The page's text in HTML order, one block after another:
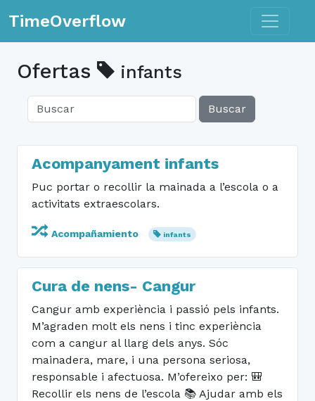
TimeOverflow Toggle
Ofertas infants
Buscar
Acompanyament infants
Puc portar o recollir la mainada a l’escola o a
activitats extraescolars.
Acompañamiento infants
Cura de nens- Cangur
Cangur amb experiència i passió pels infants.
M’agraden molt els nens i tinc experiència
com a cangur al llarg dels anys. Sóc
mainadera, mare, i una persona seriosa,
responsable i afectuosa. M’ofereixo per: 🎒
Recollir els nens de l’escola 📚 Ajudar amb els